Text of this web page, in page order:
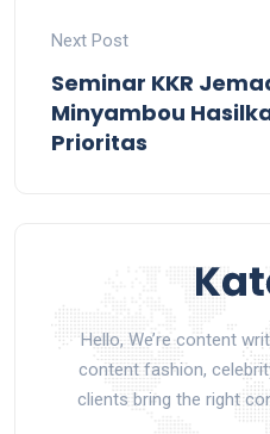
Next Post
Seminar KKR
Minyambou
Prioritas
Hello, We’re content
content fashion,
clients bring the right